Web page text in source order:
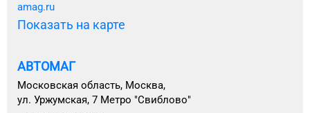
amag.ru
Показать на карте
АВТОМАГ
Московская область, Москва,
ул. Уржумская, 7 Метро "Свиблово"